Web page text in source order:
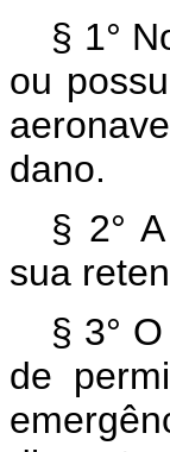
§ 1°
ou
dano.
§ 2°
sua
§ 3°
de